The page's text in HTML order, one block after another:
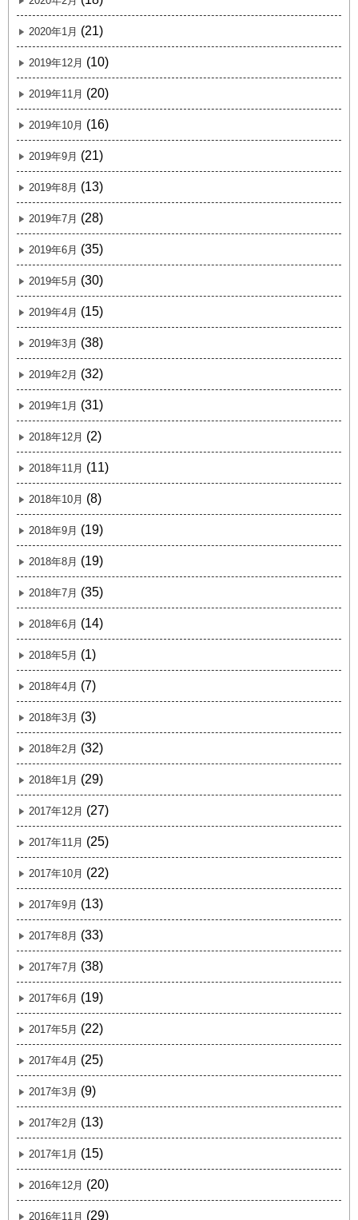
2020年1月 (21)
2019年12月 (10)
2019年11月 (20)
2019年10月 (16)
2019年9月 (21)
2019年8月 (13)
2019年7月 (28)
2019年6月 (35)
2019年5月 (30)
2019年4月 (15)
2019年3月 (38)
2019年2月 (32)
2019年1月 (31)
2018年12月 (2)
2018年11月 (11)
2018年10月 (8)
2018年9月 (19)
2018年8月 (19)
2018年7月 (35)
2018年6月 (14)
2018年5月 (1)
2018年4月 (7)
2018年3月 (3)
2018年2月 (32)
2018年1月 (29)
2017年12月 (27)
2017年11月 (25)
2017年10月 (22)
2017年9月 (13)
2017年8月 (33)
2017年7月 (38)
2017年6月 (19)
2017年5月 (22)
2017年4月 (25)
2017年3月 (9)
2017年2月 (13)
2017年1月 (15)
2016年12月 (20)
2016年11月 (29)